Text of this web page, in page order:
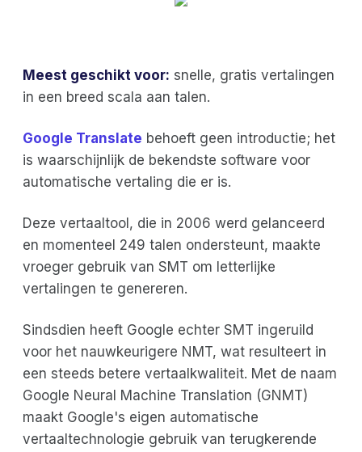
Meest geschikt voor: snelle, gratis vertalingen
in een breed scala aan talen.
Google Translate behoeft geen introductie; het
is waarschijnlijk de bekendste software voor
automatische vertaling die er is.
Deze vertaaltool, die in 2006 werd gelanceerd
en momenteel 249 talen ondersteunt, maakte
vroeger gebruik van SMT om letterlijke
vertalingen te genereren.
Sindsdien heeft Google echter SMT ingeruild
voor het nauwkeurigere NMT, wat resulteert in
een steeds betere vertaalkwaliteit. Met de naam
Google Neural Machine Translation (GNMT)
maakt Google's eigen automatische
vertaaltechnologie gebruik van terugkerende